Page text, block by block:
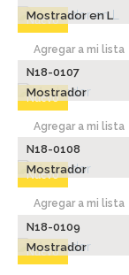
Nuevo
Mostrador en L
Agregar a mi lista
Nuevo
N18-0107
Mostrador
Agregar a mi lista
Nuevo
N18-0108
Mostrador
Agregar a mi lista
Nuevo
N18-0109
Mostrador